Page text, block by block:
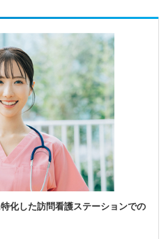
化した訪問看護ステーションでの